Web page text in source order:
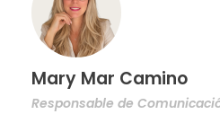
Mary Mar Camino
Responsable de